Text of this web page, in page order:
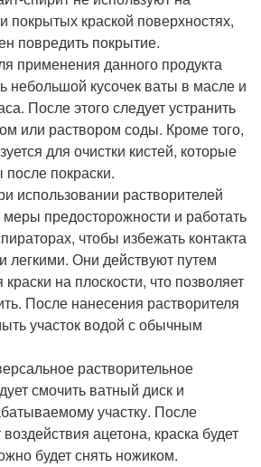
покрытых краской поверхностях,
повредить покрытие.
применения данного продукта
небольшой кусочек ваты в масле и
После этого следует устранить
или раствором соды. Кроме того,
для очистки кистей, которые
покраски.
использовании растворителей
предосторожности и работать
чтобы избежать контакта
легкими. Они действуют путем
на плоскости, что позволяет
После нанесения растворителя
участок водой с обычным
растворительное
смочить ватный диск и
участку. После
ацетона, краска будет
будет снять ножиком.